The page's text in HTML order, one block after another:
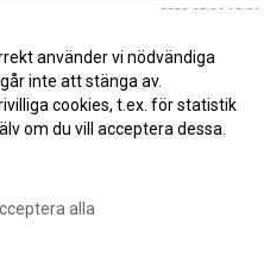
2022-05-26 15:34
2022-05-26 10:16
Ulvesborg
2022-05-21 21:34
känsla”
använder vi nödvändiga
inte att stänga av.
cookies, t.ex. för statistik
om du vill acceptera dessa.
alla